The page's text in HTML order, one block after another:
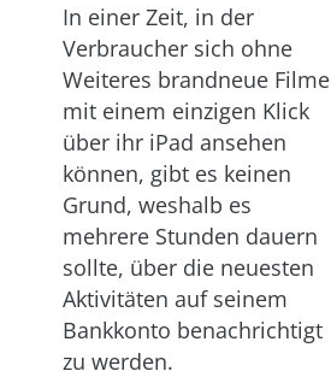
In einer Zeit, in der
Verbraucher sich ohne
Weiteres brandneue Filme
mit einem einzigen Klick
über ihr iPad ansehen
können, gibt es keinen
Grund, weshalb es
mehrere Stunden dauern
sollte, über die neuesten
Aktivitäten auf seinem
Bankkonto benachrichtigt
zu werden.